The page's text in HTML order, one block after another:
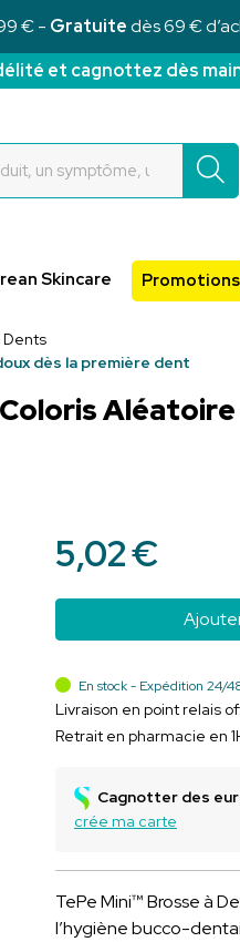
€ - Gratuitedès 69 €
et cagnottez dès
Skincare Promotions
Dents
dès la première dent
5,02€
En stock - Expédition 24/
Livraison en point relais
Retrait en pharmacie en
Cagnotter des
crée ma carte
TePe Mini™ Brosse à
l’hygiène bucco-